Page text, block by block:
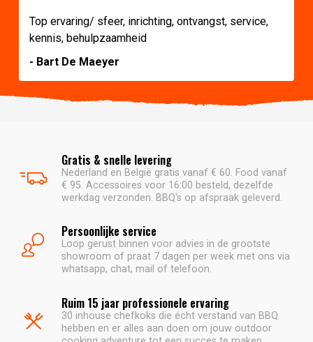
Top ervaring/ sfeer, inrichting, ontvangst, service,
kennis, behulpzaamheid
- Bart De Maeyer
Gratis & snelle levering
Nederland en België gratis vanaf € 60. Food vanaf
€ 95. Accessoires voor 16:00 besteld, dezelfde
werkdag verzonden. BBQ's op afspraak geleverd.
Persoonlijke service
Loop gerust binnen voor advies in de grootste
showroom of praat 7 dagen per week met ons via
whatsapp, chat, mail of telefoon.
Ruim 15 jaar professionele ervaring
30 inhouse chefkoks die écht verstand van BBQ
hebben en er alles aan doen om jouw outdoor